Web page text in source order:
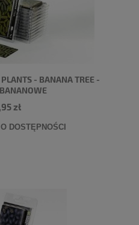
- BANANA TREE -
zł
DOSTĘPNOŚCI